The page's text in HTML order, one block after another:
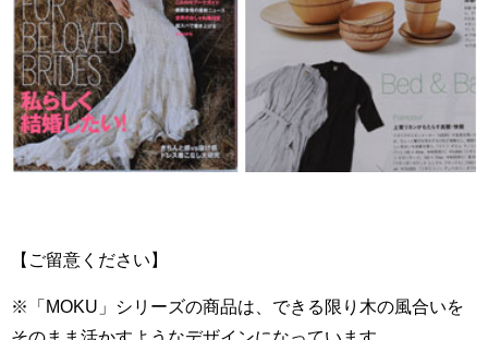
【ご留意ください】
※「MOKU」シリーズの商品は、できる限り木の風合いを